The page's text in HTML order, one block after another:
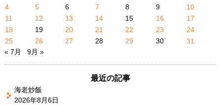
4
5 6 7 8 9
10
11
12 13 14 15 16
17
18
19 20 21 22 23
24
25
26 27 28 29 30
31
« 7月
9月 »
最近の記事
海老炒飯
2026年8月6日